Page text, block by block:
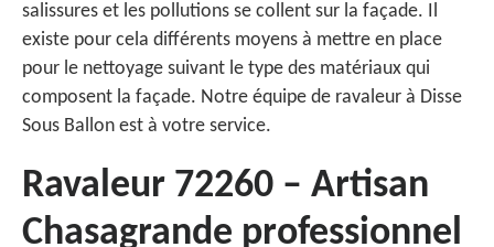
salissures et les pollutions se collent sur la façade. Il
existe pour cela différents moyens à mettre en place
pour le nettoyage suivant le type des matériaux qui
composent la façade. Notre équipe de ravaleur à Disse
Sous Ballon est à votre service.
Ravaleur 72260 – Artisan
Chasagrande professionnel